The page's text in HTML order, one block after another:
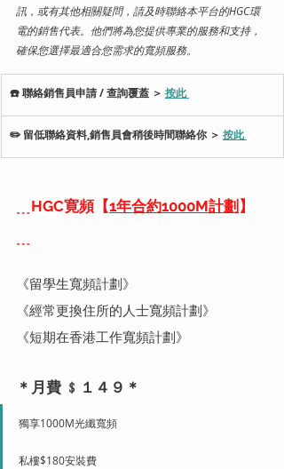
訊，或有其他相關疑問，請及時聯絡本平台的HGC環
電的銷售代表。他們將為您提供專業的服務和支持，
確保您選擇最適合您需求的寬頻服務。
​☎️ 聯絡銷售員申請 / 查詢覆蓋 ＞ 按此
✏️ 留低聯絡資料,銷售員會稍後時間聯絡你 ＞ 按此
﹍HGC寛頻【1年合約1000M計劃 】
《留學生寬頻計劃》
《經常更換住所的人士寬頻計劃》
《短期在香港工作寬頻計劃》
＊月費 ﹩１４９＊
獨享1000M光纖寬頻
私樓$180安裝費